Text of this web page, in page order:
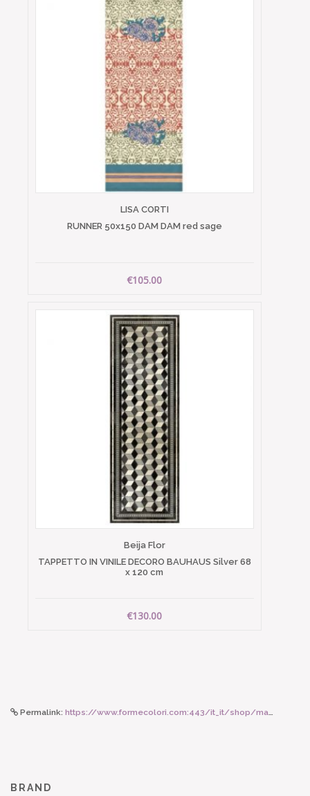
LISA CORTI
RUNNER 50x150 DAM DAM red sage
€105.00
Beija Flor
TAPPETTO IN VINILE DECORO BAUHAUS Silver 68
x 120 cm
€130.00
Permalink: https://www.formecolori.com:443/it_it/shop/maman_et_sophie/orecchini__a_monachella/maman_et_sophie_orecchino_monachella_perla/6630
BRAND